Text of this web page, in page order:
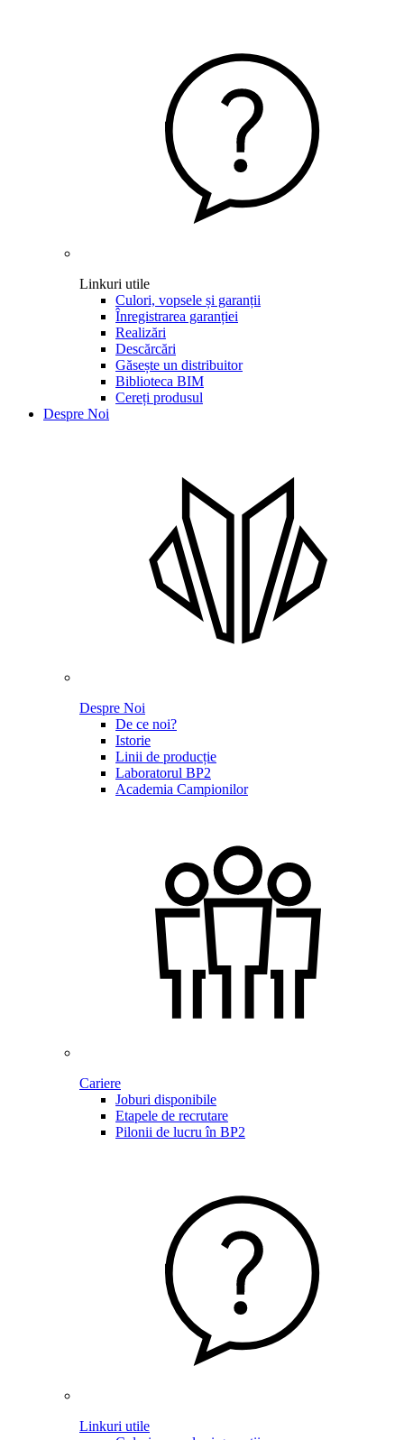
Linkuri utile
Culori, vopsele și garanții
Înregistrarea garanției
Realizări
Descărcări
Găsește un distribuitor
Biblioteca BIM
Cereți produsul
Despre Noi
Despre Noi
De ce noi?
Istorie
Linii de producție
Laboratorul BP2
Academia Campionilor
Cariere
Joburi disponibile
Etapele de recrutare
Pilonii de lucru în BP2
Linkuri utile